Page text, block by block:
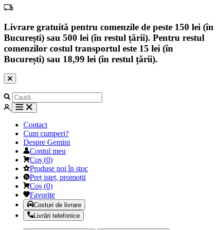
Livrare gratuită pentru comenzile de peste 150 lei (în
București) sau 500 lei (în restul țării). Pentru restul
comenzilor costul transportul este 15 lei (în
București) sau 18,99 lei (în restul țării).
Contact
Cum cumperi?
Despre Gemini
Contul meu
Coș (0)
Produse noi în stoc
Preț isteț, promoții
Coș (0)
Favorite
Costuri de livrare
Livrări telefonice